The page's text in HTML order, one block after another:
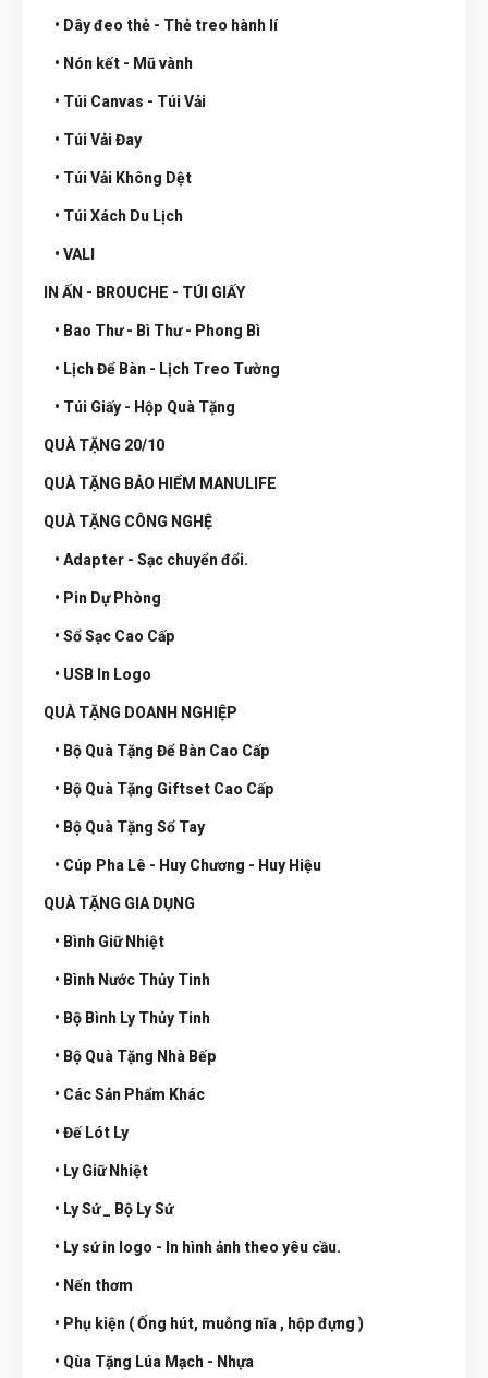
• Dây đeo thẻ - Thẻ treo hành lí
• Nón kết - Mũ vành
• Túi Canvas - Túi Vải
• Túi Vải Đay
• Túi Vải Không Dệt
• Túi Xách Du Lịch
• VALI
IN ẤN - BROUCHE - TÚI GIẤY
• Bao Thư - Bì Thư - Phong Bì
• Lịch Để Bàn - Lịch Treo Tường
• Túi Giấy - Hộp Quà Tặng
QUÀ TẶNG 20/10
QUÀ TẶNG BẢO HIỂM MANULIFE
QUÀ TẶNG CÔNG NGHỆ
• Adapter - Sạc chuyển đổi.
• Pin Dự Phòng
• Sổ Sạc Cao Cấp
• USB In Logo
QUÀ TẶNG DOANH NGHIỆP
• Bộ Quà Tặng Để Bàn Cao Cấp
• Bộ Quà Tặng Giftset Cao Cấp
• Bộ Quà Tặng Sổ Tay
• Cúp Pha Lê - Huy Chương - Huy Hiệu
QUÀ TẶNG GIA DỤNG
• Bình Giữ Nhiệt
• Bình Nước Thủy Tinh
• Bộ Bình Ly Thủy Tinh
• Bộ Quà Tặng Nhà Bếp
• Các Sản Phẩm Khác
• Đế Lót Ly
• Ly Giữ Nhiệt
• Ly Sứ _ Bộ Ly Sứ
• Ly sứ in logo - In hình ảnh theo yêu cầu.
• Nến thơm
• Phụ kiện ( Ống hút, muỗng nĩa , hộp đựng )
• Qùa Tặng Lúa Mạch - Nhựa